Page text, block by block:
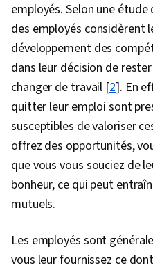
employés. Selon une
des employés considèrent
développement des
dans leur décision de
changer de travail [2]. En
quitter leur emploi sont
susceptibles de valoriser
offrez des opportunités,
que vous vous souciez de
bonheur, ce qui peut
mutuels.
Les employés sont
vous leur fournissez ce